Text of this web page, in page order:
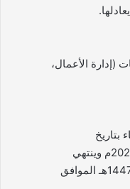
الأعمال،
بتاريخ
1447/02/25هـ الموافق 2025/08/19م وينتهي
التقديم يوم الإثنين بتاريخ 1447/03/02هـ الموافق